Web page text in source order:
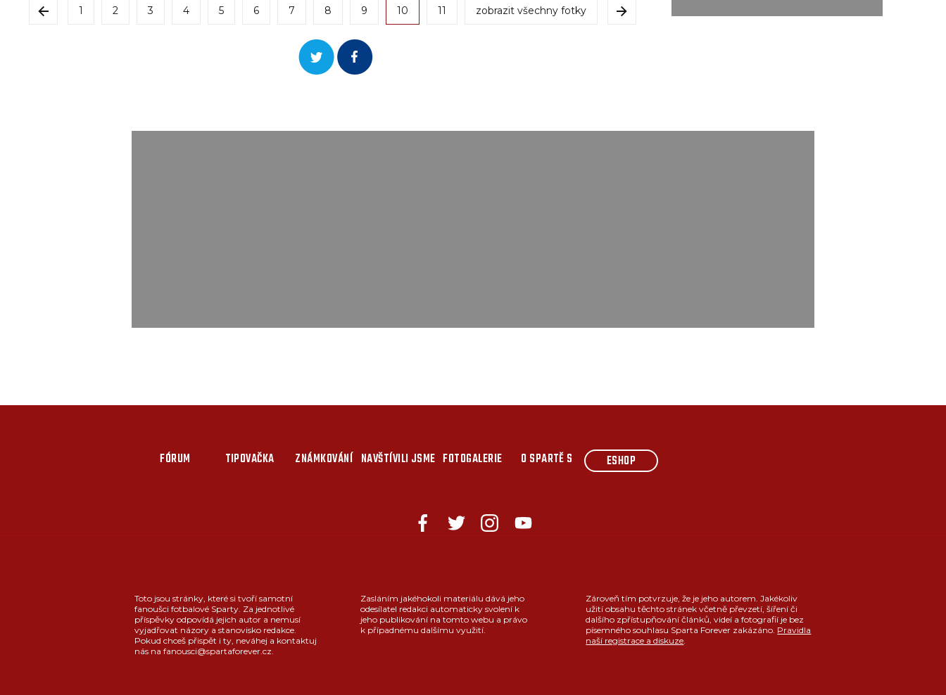
1 2 3 4 5 6 7 8 9 10 11 zobrazit všechny fotky
FÓRUM TIPOVAČKA ZNÁMKOVÁNÍ NAVŠTÍVILI JSME FOTOGALERIE O SPARTĚ S ESHOP
Toto jsou stránky, které si tvoří samotní
fanoušci fotbalové Sparty. Za jednotlivé
příspěvky odpovídá jejich autor a nemusí
vyjadřovat názory a stanovisko redakce.
Pokud chceš přispět i ty, neváhej a kontaktuj
nás na fanousci@spartaforever.cz.
Zasláním jakéhokoli materiálu dává jeho
odesílatel redakci automaticky svolení k
jeho publikování na tomto webu a právo
k případnému dalšímu využití.
Zároveň tím potvrzuje, že je jeho autorem. Jakékoliv
užití obsahu těchto stránek včetně převzetí, šíření či
dalšího zpřístupňování článků, videí a fotografií je bez
písemného souhlasu Sparta Forever zakázáno. Pravidla
naší registrace a diskuze